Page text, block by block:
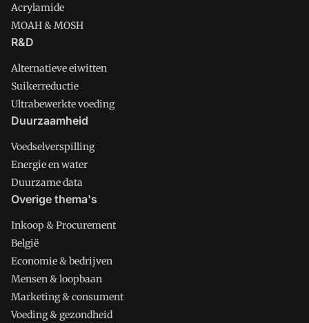
Acrylamide
MOAH & MOSH
R&D
Alternatieve eiwitten
Suikerreductie
Ultrabewerkte voeding
Duurzaamheid
Voedselverspilling
Energie en water
Duurzame data
Overige thema's
Inkoop & Procurement
België
Economie & bedrijven
Mensen & loopbaan
Marketing & consument
Voeding & gezondheid